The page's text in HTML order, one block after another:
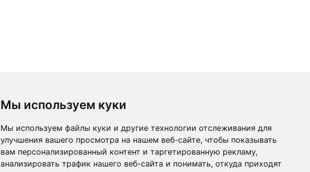
Мы используем куки
Мы используем файлы куки и другие технологии отслеживания для
улучшения вашего просмотра на нашем веб-сайте, чтобы показывать
вам персонализированный контент и таргетированную рекламу,
анализировать трафик нашего веб-сайта и понимать, откуда приходят